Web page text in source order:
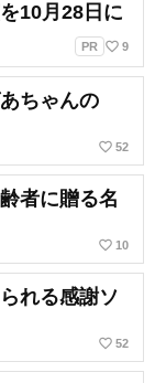
10月28日に
PR favorite_border 9
ちゃんの
favorite_border 52
者に贈る名
favorite_border 10
れる感謝ソ
favorite_border 52